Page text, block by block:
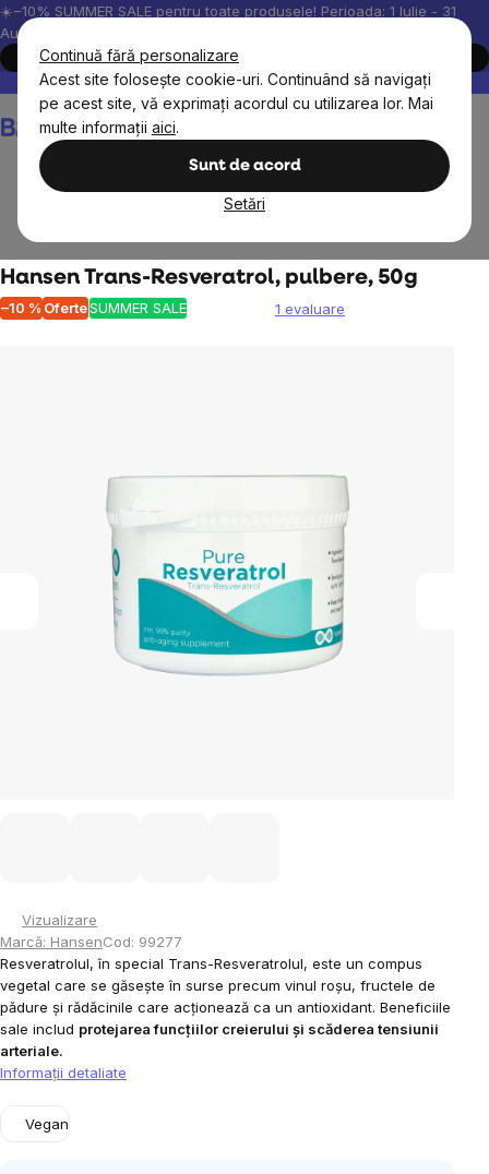
Continuă fără personalizare
Acest site folosește cookie-uri. Continuând să navigați
pe acest site, vă exprimați acordul cu utilizarea lor. Mai
multe informații aici.
Sunt de acord
Setări
Treci
la
conținut
☀️−10% SUMMER SALE pentru toate produsele! Perioada: 1 Iulie - 31
August, 2026.
Cumpără acum
Peste 200.000 de recenzii verificate
Produsele noastre sunt
Coş
de
Hansen Trans-Resveratrol, pulbere, 50g
–10 % OferteSUMMER SALE
Evaluarea
1 evaluare
Vizualizare
Marcă: HansenCod: 99277
Resveratrolul, în special Trans-Resveratrolul, este un compus
vegetal care se găsește în surse precum vinul roșu, fructele de
pădure și rădăcinile care acționează ca un antioxidant. Beneficiile
sale includ protejarea funcțiilor creierului și scăderea tensiunii
arteriale.
Informaţii detaliate
Vegan